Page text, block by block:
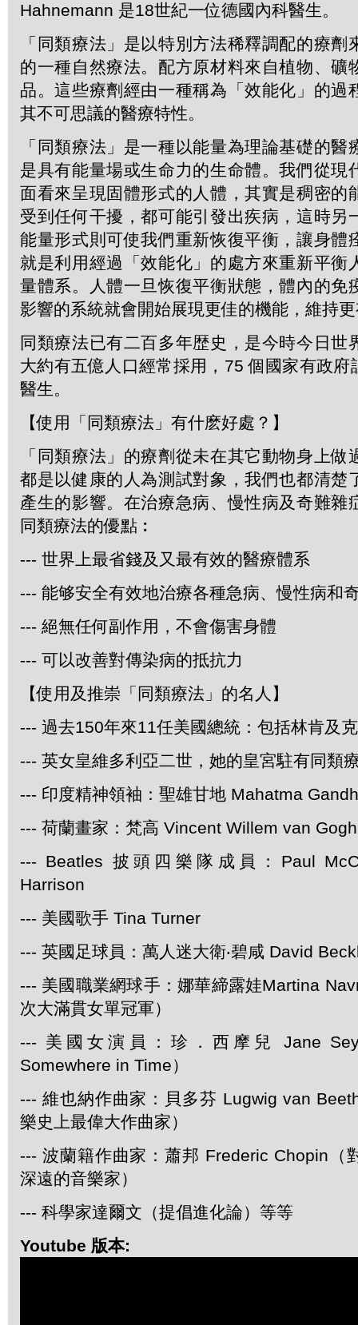
Hahnemann 是18世紀一位德國內科醫生。
「同類療法」是以特別方法稀釋調配的療劑
的一種自然療法。配方原材料來自植物、礦
品。這些療劑經由一種稱為「效能化」的過
其不可思議的醫療特性。
「同類療法」是一種以能量為理論基礎的醫
是具有能量場或生命力的生命體。我們從現
面看來呈現固體形式的人體，其實是稠密的
受到任何干擾，都可能引發出疾病，這時另
能量形式則可使我們重新恢復平衡，讓身體
就是利用經過「效能化」的處方來重新平衡
量體系。人體一旦恢復平衡狀態，體內的免
影響的系統就會開始展現更佳的機能，維持
同類療法已有二百多年歴史，是今時今日世
大約有五億人口經常採用，75 個國家有政府
醫生。
【使用「同類療法」有什麽好處？】
「同類療法」的療劑從未在其它動物身上做
都是以健康的人為測試對象，我們也都清楚
產生的影響。在治療急病、慢性病及奇難雜
同類療法的優點︰
--- 世界上最省錢及又最有效的醫療體系
--- 能够安全有效地治療各種急病、慢性病和
--- 絕無任何副作用，不會傷害身體
--- 可以改善對傳染病的抵抗力
【使用及推崇「同類療法」的名人】
--- 過去150年來11任美國總統：包括林肯及
--- 英女皇維多利亞二世，她的皇宮駐有同類
--- 印度精神領袖：聖雄甘地 Mahatma
--- 荷蘭畫家：梵高 Vincent Willem van Gogh
--- Beatles 披頭四樂隊成員：Paul
Harrison
--- 美國歌手 Tina Turner
--- 英國足球員：萬人迷大衛‧碧咸 David
--- 美國職業網球手：娜華締露娃Martina
次大滿貫女單冠軍）
--- 美國女演員：珍．西摩兒 Jane
Somewhere in Time）
--- 維也納作曲家：貝多芬 Lugwig van
樂史上最偉大作曲家）
--- 波蘭籍作曲家：蕭邦 Frederic Chopin（
深遠的音樂家）
--- 科學家達爾文（提倡進化論）等等
Youtube 版本: